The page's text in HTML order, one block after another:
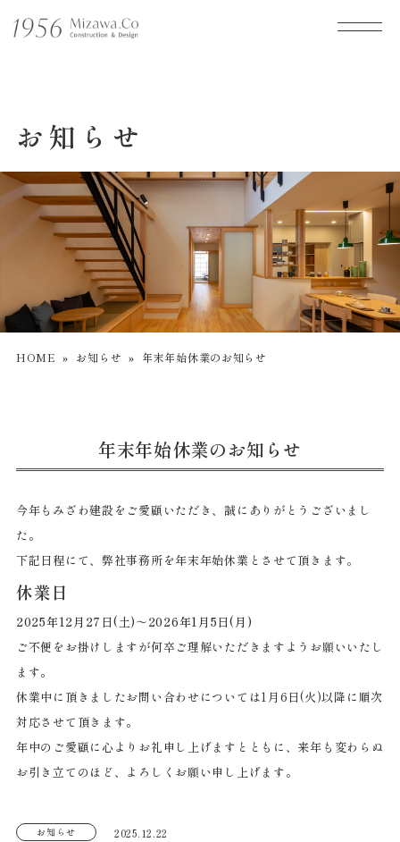
お知らせ
HOME » お知らせ » 年末年始休業のお知らせ
年末年始休業のお知らせ
今年もみざわ建設をご愛顧いただき、誠にありがとうございまし
た。
下記日程にて、弊社事務所を年末年始休業とさせて頂きます。
休業日
2025年12月27日(土)～2026年1月5日(月)
ご不便をお掛けしますが何卒ご理解いただきますようお願いいたし
ます。
休業中に頂きましたお問い合わせについては1月6日(火)以降に順次
対応させて頂きます。
年中のご愛顧に心よりお礼申し上げますとともに、来年も変わらぬ
お引き立てのほど、よろしくお願い申し上げます。
お知らせ 2025.12.22